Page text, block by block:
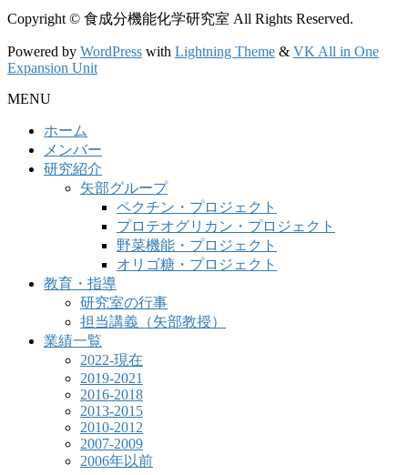
Copyright © 食成分機能化学研究室 All Rights Reserved.
Powered by WordPress with Lightning Theme & VK All in One
Expansion Unit
MENU
ホーム
メンバー
研究紹介
矢部グループ
ペクチン・プロジェクト
プロテオグリカン・プロジェクト
野菜機能・プロジェクト
オリゴ糖・プロジェクト
教育・指導
研究室の行事
担当講義（矢部教授）
業績一覧
2022-現在
2019-2021
2016-2018
2013-2015
2010-2012
2007-2009
2006年以前